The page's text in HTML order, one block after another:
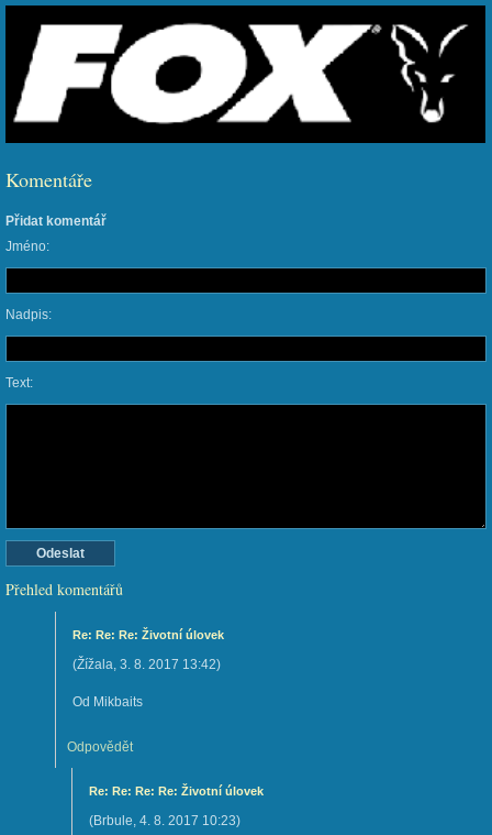
Komentáře
Přidat komentář
Jméno:
Nadpis:
Text:
Přehled komentářů
Re: Re: Re: Životní úlovek
(Žížala, 3. 8. 2017 13:42)
Od Mikbaits
Odpovědět
Re: Re: Re: Re: Životní úlovek
(Brbule, 4. 8. 2017 10:23)